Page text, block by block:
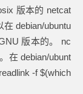
版本的 netcat
debian/ubuntu
版本的。 nc
在 debian/ubunt
-f $(which